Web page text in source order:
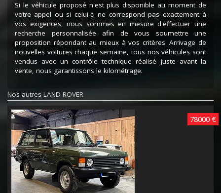
Si le véhicule proposé n'est plus disponible au moment de
votre appel ou si celui-ci ne correspond pas exactement à
vos exigences, nous sommes en mesure d'effectuer une
recherche personnalisée afin de vous soumettre une
proposition répondant au mieux à vos critères. Arrivage de
nouvelles voitures chaque semaine, tous nos véhicules sont
vendus avec un contrôle technique réalisé juste avant la
vente, nous garantissons le kilométrage.
Nos autres LAND ROVER
78000 €